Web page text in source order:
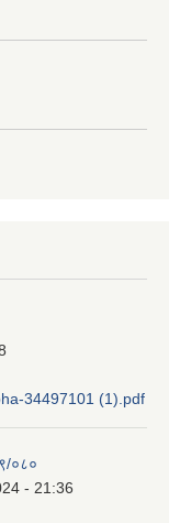
34497101 (1).pdf
०८०
- 21:36